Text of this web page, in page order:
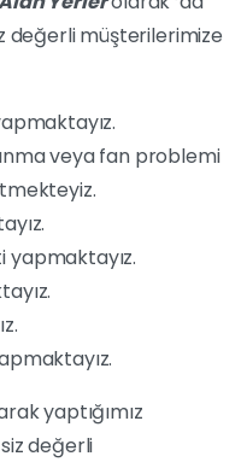
değerli müşterilerimize
veya fan problemi
yapmaktayız.
yaptığımız
değerli